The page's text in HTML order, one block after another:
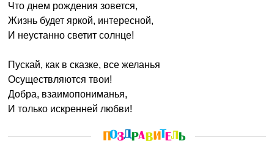
Что днем рождения зовется,
Жизнь будет яркой, интересной,
И неустанно светит солнце!
Пускай, как в сказке, все желанья
Осуществляются твои!
Добра, взаимопониманья,
И только искренней любви!